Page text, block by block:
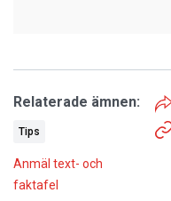
Relaterade ämnen:
Tips
Anmäl text- och
faktafel